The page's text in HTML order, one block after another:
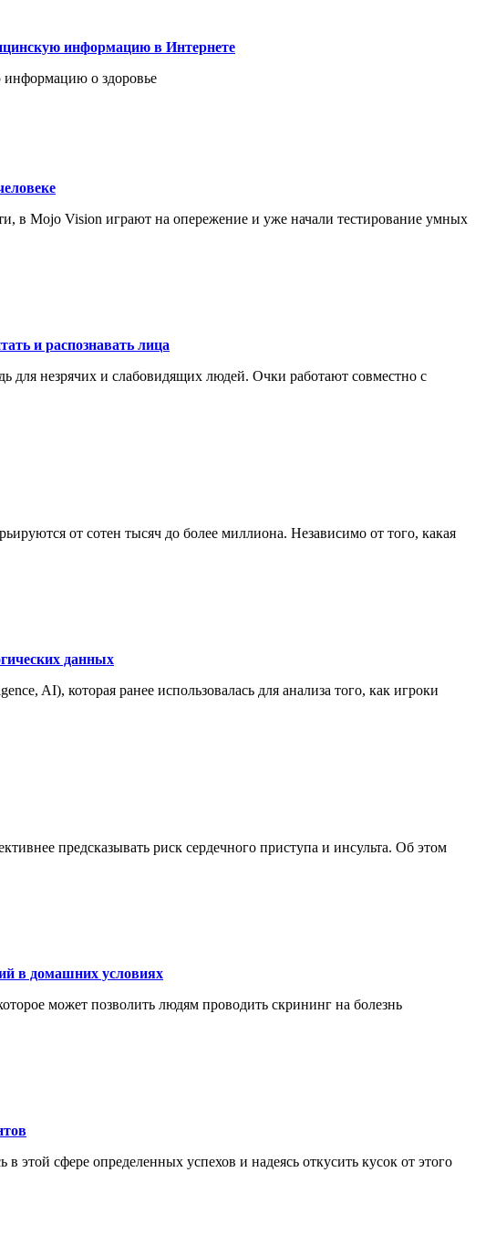
информацию в Интернете
информацию о здоровье
в Mojo Vision играют на опережение и уже начали тестирование умных
и распознавать лица
для незрячих и слабовидящих людей. Очки работают совместно с
от сотен тысяч до более миллиона. Независимо от того, какая
данных
AI), которая ранее использовалась для анализа того, как игроки
предсказывать риск сердечного приступа и инсульта. Об этом
в домашних условиях
может позволить людям проводить скрининг на болезнь
сфере определенных успехов и надеясь откусить кусок от этого